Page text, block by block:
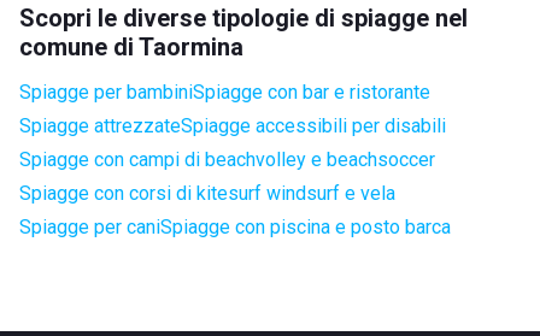
Scopri le diverse tipologie di spiagge nel
comune di Taormina
Spiagge per bambiniSpiagge con bar e ristorante
Spiagge attrezzateSpiagge accessibili per disabili
Spiagge con campi di beachvolley e beachsoccer
Spiagge con corsi di kitesurf windsurf e vela
Spiagge per caniSpiagge con piscina e posto barca